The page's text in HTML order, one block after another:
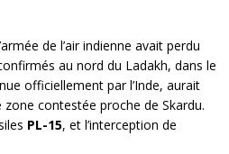
de l’air indienne avait perdu
au nord du Ladakh, dans le
officiellement par l’Inde, aurait
zone contestée proche de Skardu.
PL-15, et l’interception de